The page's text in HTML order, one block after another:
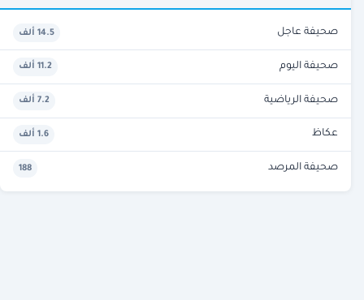
صحيفة عاجل 14.5 ألف
صحيفة اليوم 11.2 ألف
صحيفة الرياضية 7.2 ألف
عكاظ 1.6 ألف
صحيفة المرصد 188